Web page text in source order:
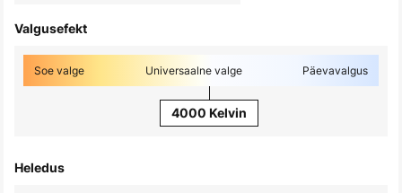
Valgusefekt
Soe valge Universaalne valge Päevavalgus
4000 Kelvin
Heledus